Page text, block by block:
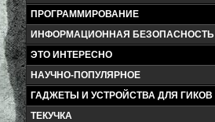
ПРОГРАММИРОВАНИЕ
ИНФОРМАЦИОННАЯ БЕЗОПАСНОСТЬ
ЭТО ИНТЕРЕСНО
НАУЧНО-ПОПУЛЯРНОЕ
ГАДЖЕТЫ И УСТРОЙСТВА ДЛЯ ГИКОВ
ТЕКУЧКА